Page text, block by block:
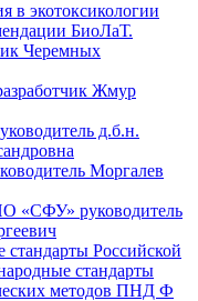
в экотоксикологии
БиоЛаТ.
Черемных
Жмур
д.б.н.
Моргалев
«СФУ» руководитель
Российской
стандарты
методов ПНД Ф